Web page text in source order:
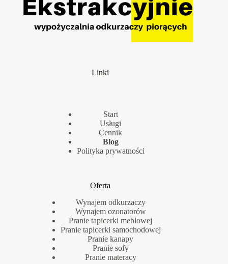
Linki
Start
Usługi
Cennik
Blog
Polityka prywatności
Oferta
Wynajem odkurzaczy
Wynajem ozonatorów
Pranie tapicerki meblowej
Pranie tapicerki samochodowej
Pranie kanapy
Pranie sofy
Pranie materacy